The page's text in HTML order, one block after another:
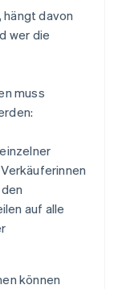
davon
wer die
muss
auf alle
können